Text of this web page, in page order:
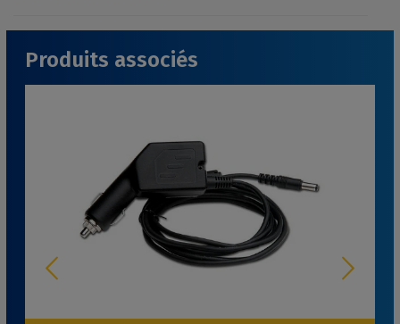
Produits associés